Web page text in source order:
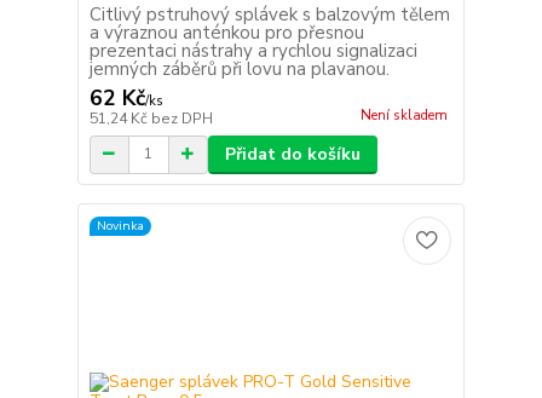
Citlivý pstruhový splávek s balzovým tělem
a výraznou anténkou pro přesnou
prezentaci nástrahy a rychlou signalizaci
jemných záběrů při lovu na plavanou.
62 Kč/ks
51,24 Kč bez DPH Není skladem
Přidat do košíku
Novinka